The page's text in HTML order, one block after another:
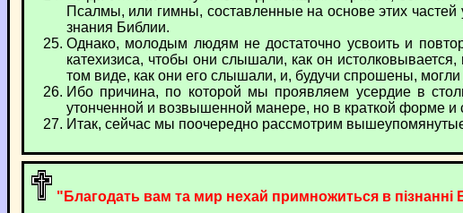
Псалмы, или гимны, составленные на основе этих
знания Библии.
Однако, молодым людям не достаточно усвоить и
катехизиса, чтобы они слышали, как он
том виде, как они его слышали, и, будучи спрошены,
Ибо причина, по которой мы проявляем усердие в
утонченной и возвышенной манере, но в краткой форме и
Итак, сейчас мы поочередно рассмотрим
"Благодать вам та мир нехай примножиться в пізнанні